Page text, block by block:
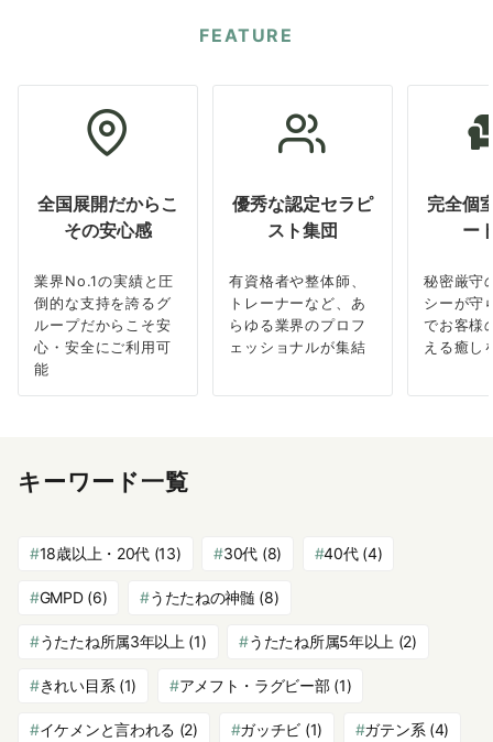
FEATURE
全国展開だからこ
その安心感
業界No.1の実績と圧
倒的な支持を誇るグ
ループだからこそ安
心・安全にご利用可
能
優秀な認定セラピ
スト集団
有資格者や整体師、
トレーナーなど、あ
らゆる業界のプロフ
ェッショナルが集結
完全個
ー
秘密厳守
シーが守
でお客様
える癒し
キーワード一覧
18歳以上・20代 (13) 30代 (8) 40代(4)
GMPD(6) うたたねの神髄 (8)
うたたね所属3年以上 (1) うたたね所属5年以上 (2)
きれい目系 (1) アメフト・ラグビー部(1)
イケメンと言われる (2) ガッチビ (1) ガテン系 (4)